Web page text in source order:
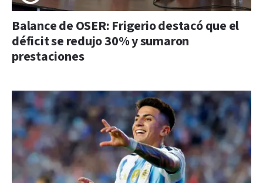
Balance de OSER: Frigerio destacó que el
déficit se redujo 30% y sumaron
prestaciones